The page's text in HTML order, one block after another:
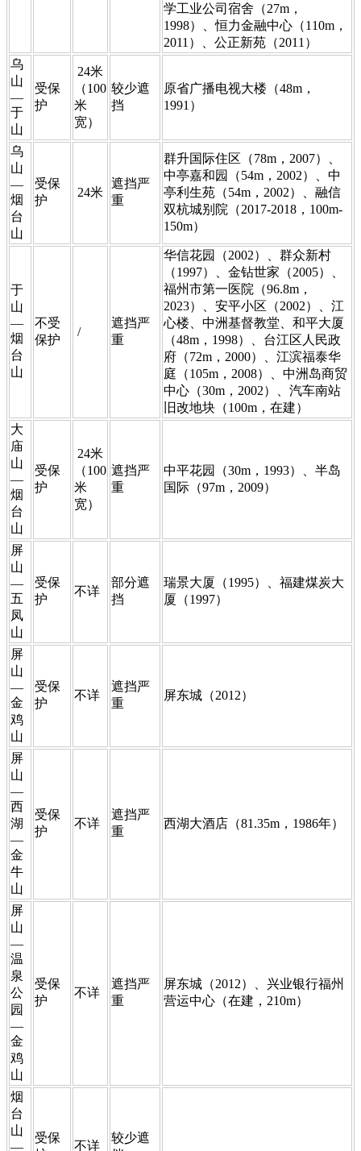
学工业公司宿舍（27m，
1998）、恒力金融中心（110m，
2011）、公正新苑（2011）
​乌
山
—
于
山
​受保
护
24米
（100
米
宽）
较少遮
挡
​原省广播电视大楼（48m，
1991）
​乌
山
—
烟
台
山
​受保
护
24米
​遮挡严
重
​群升国际住区（78m，2007）、
中亭嘉和园（54m，2002）、中
亭利生苑（54m，2002）、融信
双杭城别院（2017-2018，100m-
150m）
​于
山
—
烟
台
山
​不受
保护
/
​遮挡严
重
​华信花园（2002）、群众新村
（1997）、金钻世家（2005）、
福州市第一医院（96.8m，
2023）、安平小区（2002）、江
心楼、中洲基督教堂、和平大厦
（48m，1998）、台江区人民政
府（72m，2000）、江滨福泰华
庭（105m，2008）、中洲岛商贸
中心（30m，2002）、汽车南站
旧改地块（100m，在建）
​大
庙
山
—
烟
台
山
​受保
护
24米
（100
米
宽）
​​遮挡严
重
​中平花园（30m，1993）、半岛
国际（97m，2009）
​屏
山
—
五
凤
山
​受保
护
​不详
​​部分遮
挡
​瑞景大厦（1995）、福建煤炭大
厦（1997）
​屏
山
—
金
鸡
山
​受保
护
​不详
​遮挡严
重
​屏东城（2012）
​屏
山
—
西
湖
—
金
牛
山
​受保
护
​不详
​​遮挡严
重
​西湖大酒店（81.35m，1986年）
​屏
山
—
温
泉
公
园
—
金
鸡
山
​受保
护
​不详
​遮挡严
重
屏东城（2012）、​兴业银行福州
营运中心（在建，210m）
​烟
台
山
—
​受保
​不详
​较少遮